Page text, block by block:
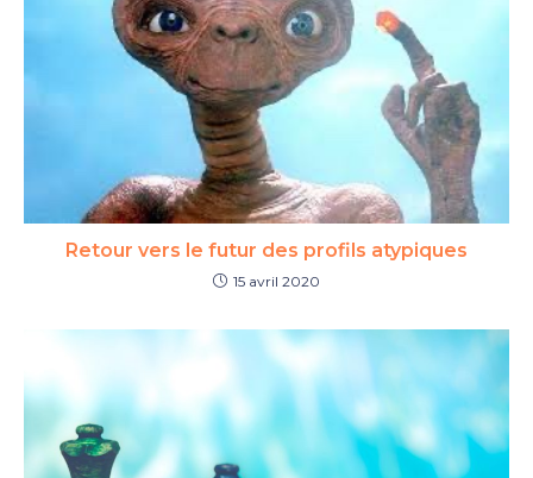
Retour vers le futur des profils atypiques
15 avril 2020